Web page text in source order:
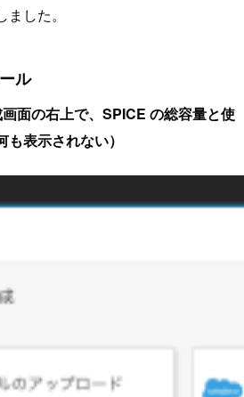
した。
ル
面の右上で、SPICE の総容量と使
表示されない）